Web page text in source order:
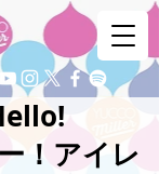
！アイレ